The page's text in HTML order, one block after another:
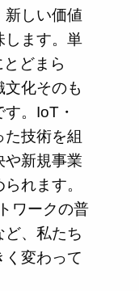
新しい価値
します。単
どまら
化そのも
。IoT・
た技術を組
や新規事業
れます。
ワークの普
ど、私たち
く変わって